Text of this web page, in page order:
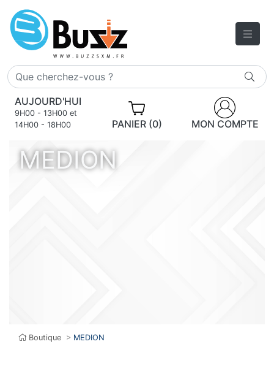
AUJOURD'HUI
9H00 - 13H00 et
14H00 - 18H00
PANIER (0) MON COMPTE
MEDION
Boutique > MEDION